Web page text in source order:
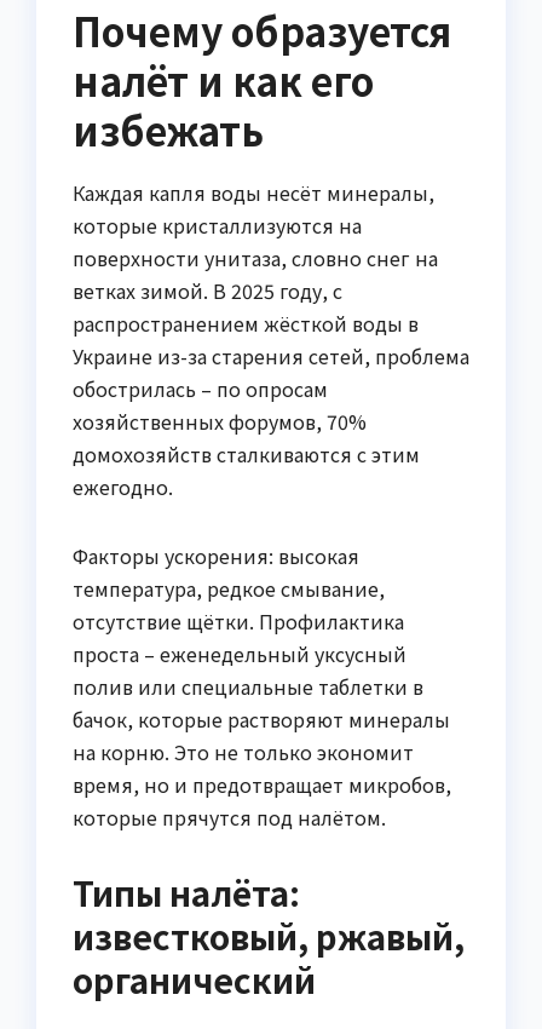
Почему образуется
налёт и как его
избежать
Каждая капля воды несёт минералы,
которые кристаллизуются на
поверхности унитаза, словно снег на
ветках зимой. В 2025 году, с
распространением жёсткой воды в
Украине из-за старения сетей, проблема
обострилась – по опросам
хозяйственных форумов, 70%
домохозяйств сталкиваются с этим
ежегодно.
Факторы ускорения: высокая
температура, редкое смывание,
отсутствие щётки. Профилактика
проста – еженедельный уксусный
полив или специальные таблетки в
бачок, которые растворяют минералы
на корню. Это не только экономит
время, но и предотвращает микробов,
которые прячутся под налётом.
Типы налёта:
известковый, ржавый,
органический